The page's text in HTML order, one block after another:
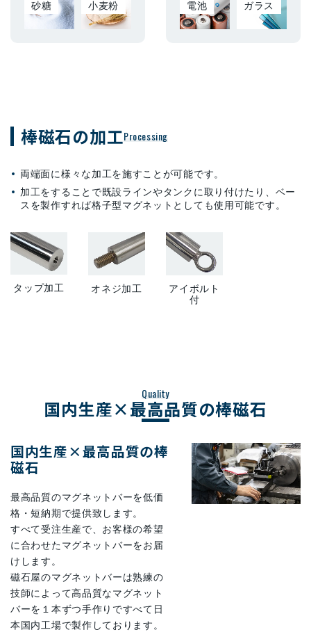
砂糖 小麦粉 電池 ガラス
棒磁石の加工Processing
両端面に様々な加工を施すことが可能です。
加工をすることで既設ラインやタンクに取り付けたり、ベー
スを製作すれば格子型マグネットとしても使用可能です。
タップ加工 オネジ加工
アイボルト
付
Quality
国内生産×最高品質の棒磁石
国内生産×最高品質の棒
磁石
最高品質のマグネットバーを低価
格・短納期で提供致します。
すべて受注生産で、お客様の希望
に合わせたマグネットバーをお届
けします。
磁石屋のマグネットバーは熟練の
技師によって高品質なマグネット
バーを１本ずつ手作りですべて日
本国内工場で製作しております。